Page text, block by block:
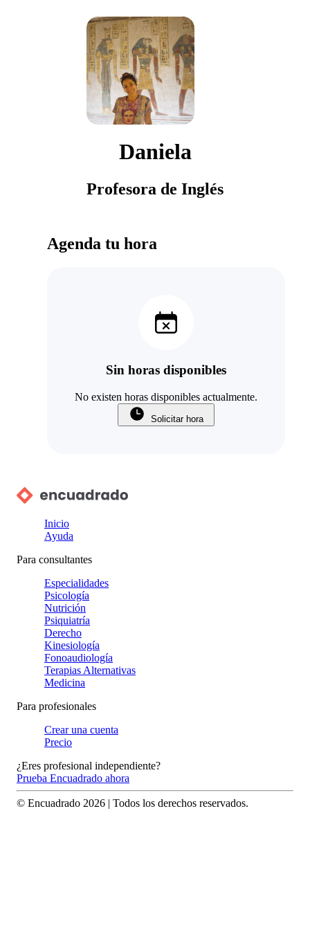
Daniela
Profesora de Inglés
Agenda tu hora
Sin horas disponibles
No existen horas disponibles actualmente.
Solicitar hora
Inicio
Ayuda
Para consultantes
Especialidades
Psicología
Nutrición
Psiquiatría
Derecho
Kinesiología
Fonoaudiología
Terapias Alternativas
Medicina
Para profesionales
Crear una cuenta
Precio
¿Eres profesional independiente?
Prueba Encuadrado ahora
© Encuadrado 2026 | Todos los derechos reservados.